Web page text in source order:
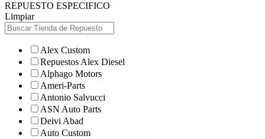
REPUESTO ESPECIFICO
Limpiar
Alex Custom
Repuestos Alex Diesel
Alphago Motors
Ameri-Parts
Antonio Salvucci
ASN Auto Parts
Deivi Abad
Auto Custom